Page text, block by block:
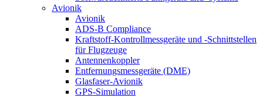
Avionik
Avionik
ADS-B Compliance
Kraftstoff-Kontrollmessgeräte und -Schnittstellen
für Flugzeuge
Antennenkoppler
Entfernungsmessgeräte (DME)
Glasfaser-Avionik
GPS-Simulation